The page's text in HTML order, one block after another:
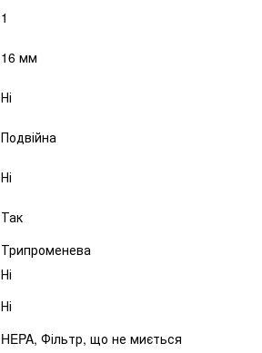
1
16 мм
Ні
Подвійна
Ні
Так
Трипроменева
Ні
Ні
HEPA, Фільтр, що не миється